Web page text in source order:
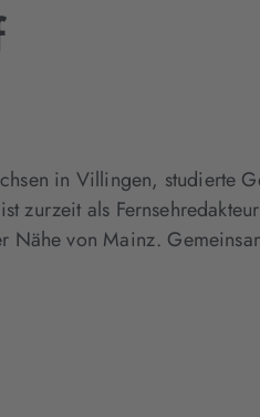
in Villingen, studierte
zurzeit als
Nähe von Mainz.